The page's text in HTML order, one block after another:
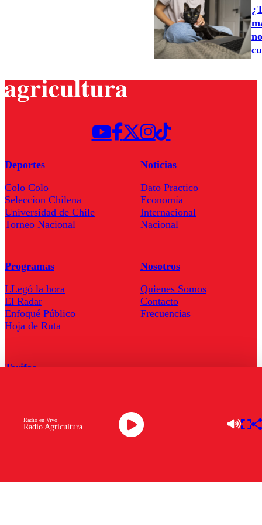
Radio Agricultura
Radio en Vivo
Deportes
Colo Colo
Seleccion Chilena
Universidad de Chile
Torneo Nacional
Noticias
Dato Practico
Economía
Internacional
Nacional
Programas
LLegó la hora
El Radar
Enfoqué Público
Hoja de Ruta
Nosotros
Quienes Somos
Contacto
Frecuencias
Tarifas
Descarga la APP